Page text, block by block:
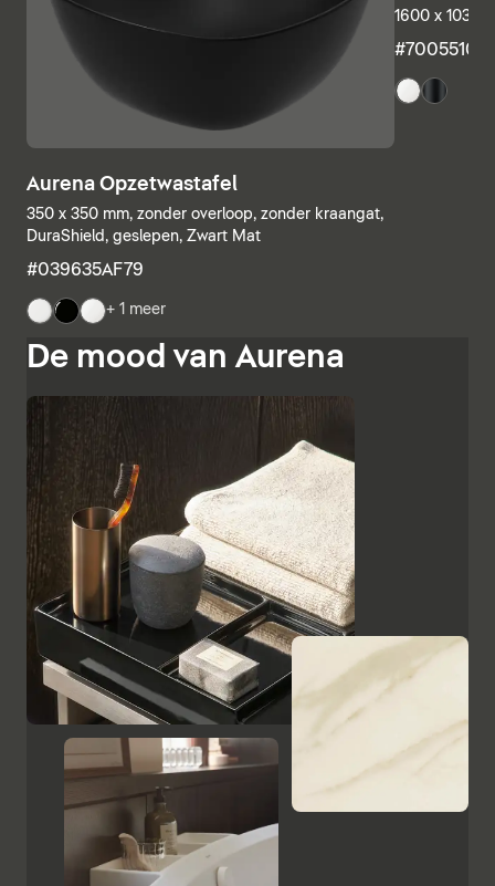
individueel worden gecombineerd, waarbij open
meubelrekken worden gecombineerd met elementen
met lades of volledig gesloten Badkamerkasten.
Andere oppervlakken, zoals het zwart gelakte glas,
keramische platen in marmerlook en geëmbosseerd
ebbenhout, benadrukken het hoogwaardige karakter
en de Italiaanse charme van Aurena. De
Badkamerspiegel met verborgen ledverlichting maakt
het meubelassortiment compleet.
Kasten en spiegels weergeven
Aurena Opzetwastafel
350 x 350 mm, zonder overloop, zonder kraangat,
DuraShield, geslepen, Zwart Mat
#039635AF79
+ 1 meer
1600 x 1035
De mood van Aurena